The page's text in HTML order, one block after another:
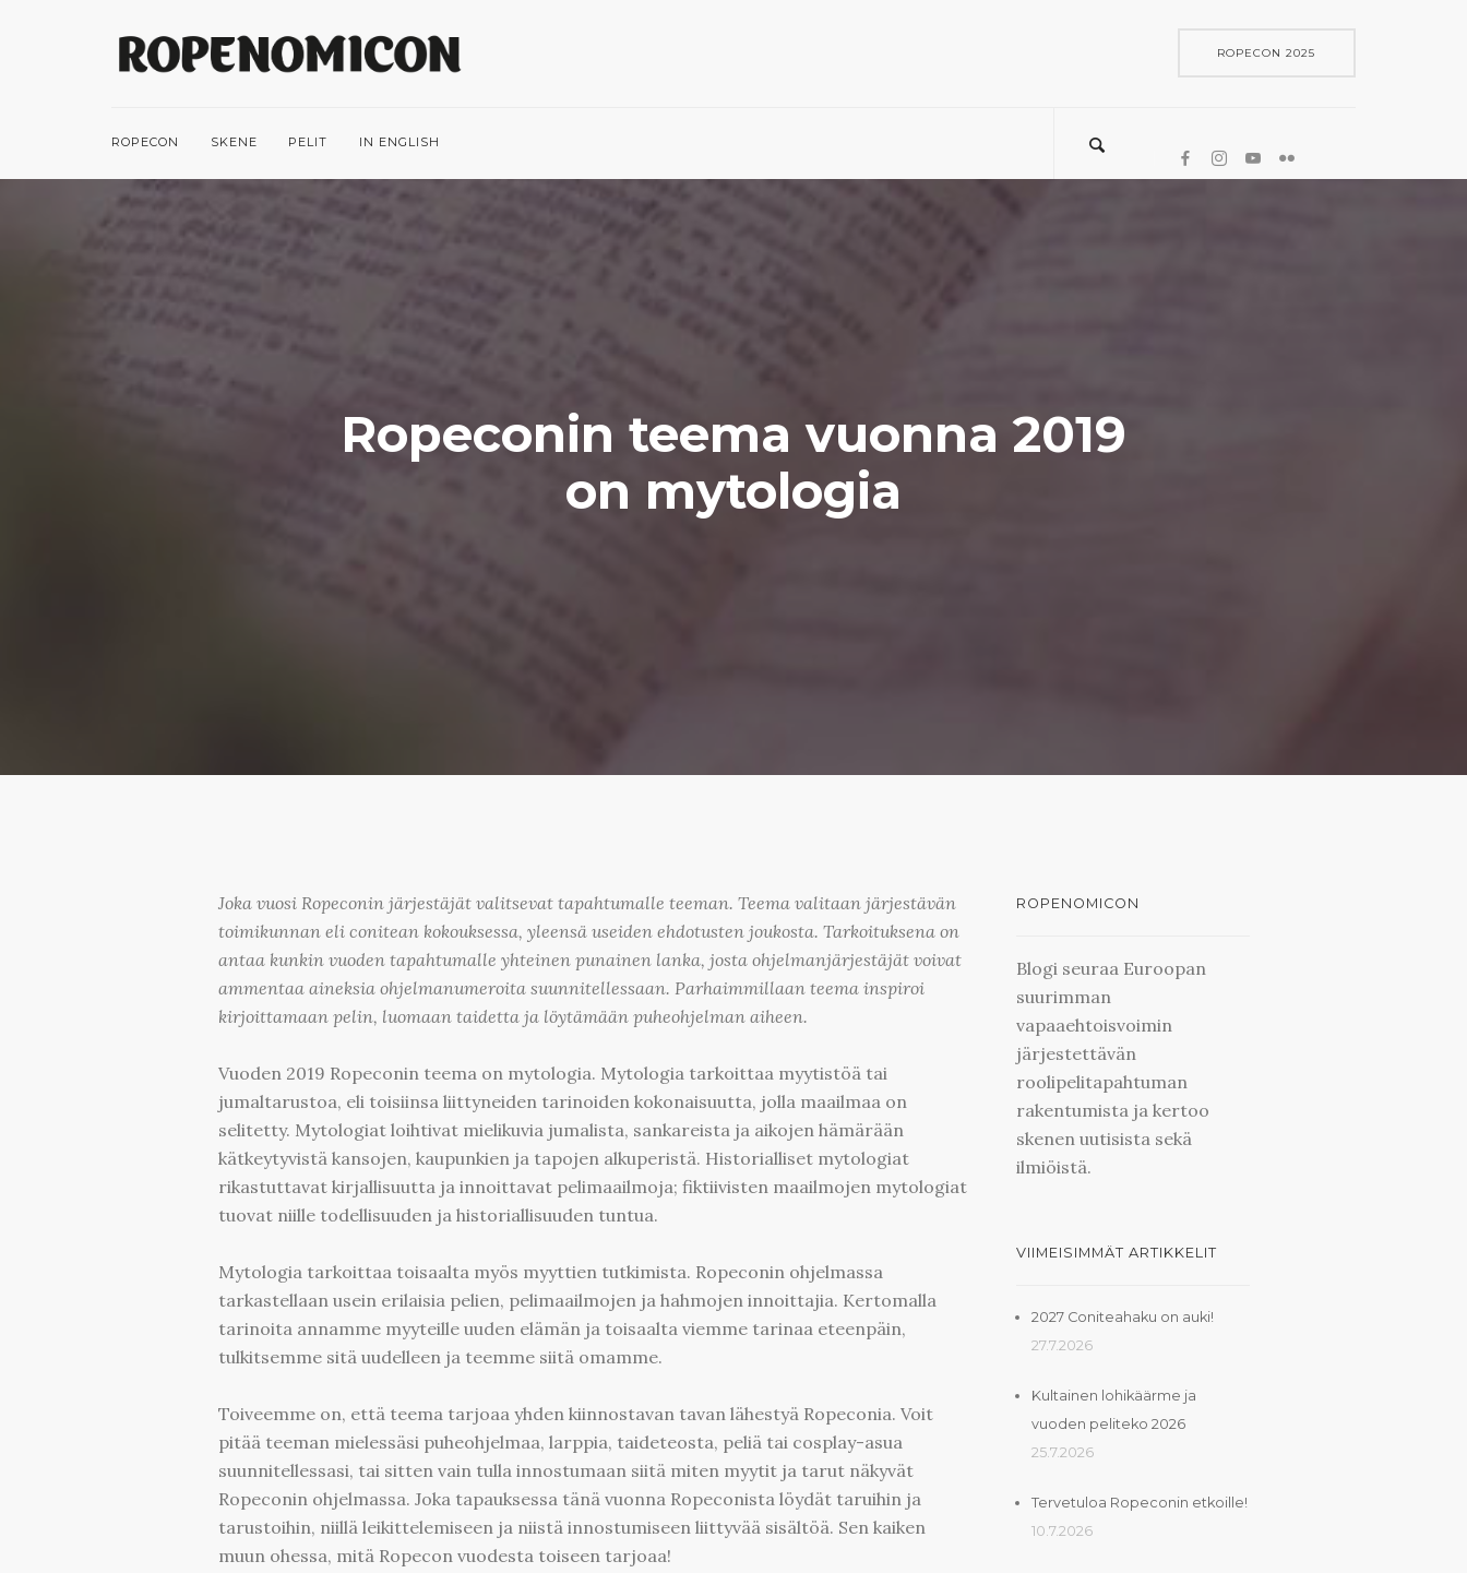
ROPECON 2025
ROPECON SKENE PELIT IN ENGLISH
Ropeconin teema vuonna 2019
on mytologia
Joka vuosi Ropeconin järjestäjät valitsevat tapahtumalle teeman. Teema valitaan järjestävän
toimikunnan eli conitean kokouksessa, yleensä useiden ehdotusten joukosta. Tarkoituksena on
antaa kunkin vuoden tapahtumalle yhteinen punainen lanka, josta ohjelmanjärjestäjät voivat
ammentaa aineksia ohjelmanumeroita suunnitellessaan. Parhaimmillaan teema inspiroi
kirjoittamaan pelin, luomaan taidetta ja löytämään puheohjelman aiheen.
Vuoden 2019 Ropeconin teema on mytologia. Mytologia tarkoittaa myytistöä tai
jumaltarustoa, eli toisiinsa liittyneiden tarinoiden kokonaisuutta, jolla maailmaa on
selitetty. Mytologiat loihtivat mielikuvia jumalista, sankareista ja aikojen hämärään
kätkeytyvistä kansojen, kaupunkien ja tapojen alkuperistä. Historialliset mytologiat
rikastuttavat kirjallisuutta ja innoittavat pelimaailmoja; fiktiivisten maailmojen mytologiat
tuovat niille todellisuuden ja historiallisuuden tuntua.
Mytologia tarkoittaa toisaalta myös myyttien tutkimista. Ropeconin ohjelmassa
tarkastellaan usein erilaisia pelien, pelimaailmojen ja hahmojen innoittajia. Kertomalla
tarinoita annamme myyteille uuden elämän ja toisaalta viemme tarinaa eteenpäin,
tulkitsemme sitä uudelleen ja teemme siitä omamme.
Toiveemme on, että teema tarjoaa yhden kiinnostavan tavan lähestyä Ropeconia. Voit
pitää teeman mielessäsi puheohjelmaa, larppia, taideteosta, peliä tai cosplay-asua
suunnitellessasi, tai sitten vain tulla innostumaan siitä miten myytit ja tarut näkyvät
Ropeconin ohjelmassa. Joka tapauksessa tänä vuonna Ropeconista löydät taruihin ja
tarustoihin, niillä leikittelemiseen ja niistä innostumiseen liittyvää sisältöä. Sen kaiken
muun ohessa, mitä Ropecon vuodesta toiseen tarjoaa!
ROPENOMICON
Blogi seuraa Euroopan
suurimman
vapaaehtoisvoimin
järjestettävän
roolipelitapahtuman
rakentumista ja kertoo
skenen uutisista sekä
ilmiöistä.
VIIMEISIMMÄT ARTIKKELIT
2027 Coniteahaku on auki!
27.7.2026
Kultainen lohikäärme ja
vuoden peliteko 2026
25.7.2026
Tervetuloa Ropeconin etkoille!
10.7.2026